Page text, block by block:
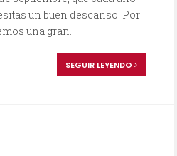
un buen descanso. Por
una gran...
SEGUIR LEYENDO